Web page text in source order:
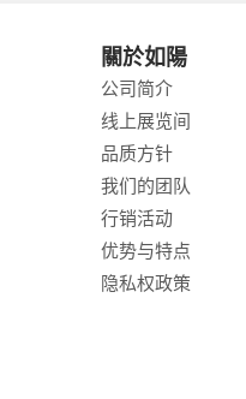
關於如陽
公司简介
线上展览间
品质方针
我们的团队
行销活动
优势与特点
隐私权政策